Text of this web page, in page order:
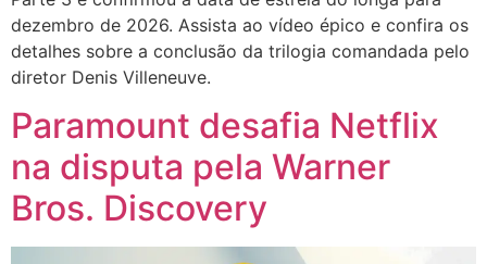
dezembro de 2026. Assista ao vídeo épico e confira os
detalhes sobre a conclusão da trilogia comandada pelo
diretor Denis Villeneuve.
Paramount desafia Netflix
na disputa pela Warner
Bros. Discovery